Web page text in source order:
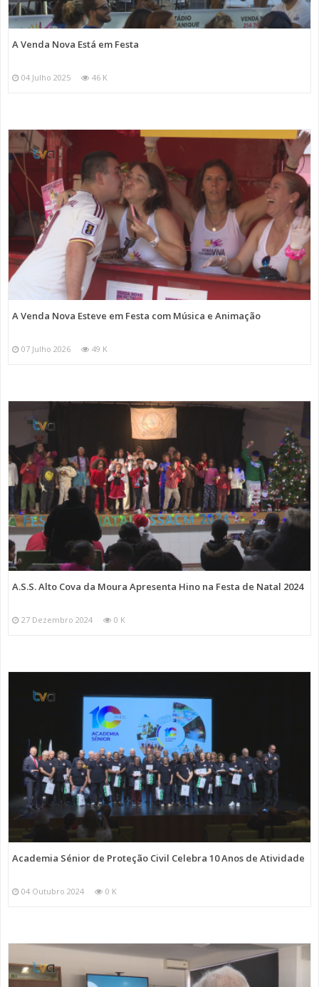
A Venda Nova Está em Festa
04 Julho 2025 46 K
A Venda Nova Esteve em Festa com Música e Animação
07 Julho 2026 49 K
A.S.S. Alto Cova da Moura Apresenta Hino na Festa de Natal 2024
27 Dezembro 2024 0 K
Academia Sénior de Proteção Civil Celebra 10 Anos de Atividade
04 Outubro 2024 0 K